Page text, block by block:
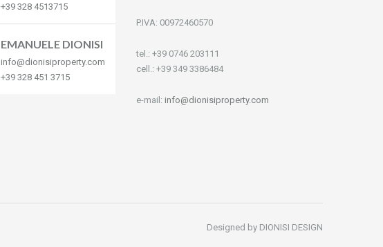
+39 328 4513715
EMANUELE DIONISI
info@dionisiproperty.com
+39 328 451 3715
P.IVA: 00972460570
tel.: +39 0746 203111
cell.: +39 349 3386484
e-mail: info@dionisiproperty.com
Designed by DIONISI DESIGN